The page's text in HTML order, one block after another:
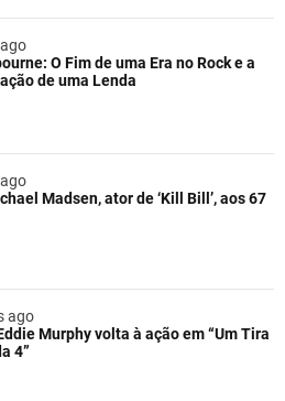
O Fim de uma Era no Rock e a
de uma Lenda
Madsen, ator de ‘Kill Bill’, aos 67
ago
Murphy volta à ação em “Um Tira
4”